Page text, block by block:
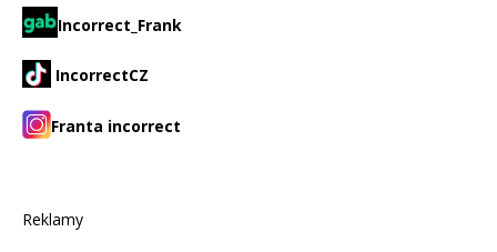
Incorrect_Frank
IncorrectCZ
Franta incorrect
Reklamy